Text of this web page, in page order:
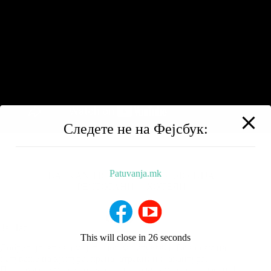
BALKAN TRIP
НИЗ МАКЕДОНИЈА
Следете не на Фејсбук:
Patuvanja.mk
This will close in 25 seconds